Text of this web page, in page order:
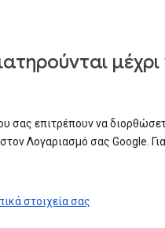
μέχρι
σας επιτρέπουν να
Λογαριασμό σας Google.
στοιχεία σας